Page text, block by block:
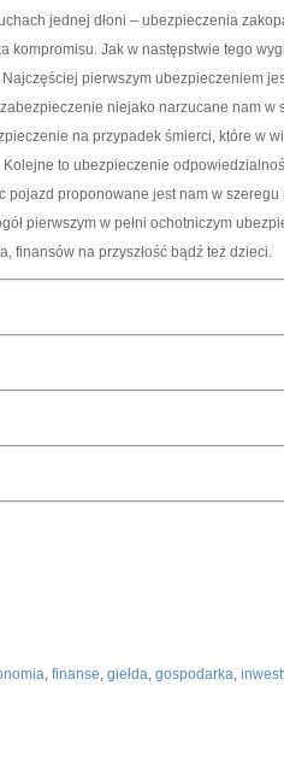
jednej dłoni – ubezpieczenia
kompromisu. Jak w następstwie tego
pierwszym ubezpieczeniem
niejako narzucane nam w
na przypadek śmierci, które w
to ubezpieczenie
proponowane jest nam w szeregu
pierwszym w pełni ochotniczym
finansów na przyszłość bądź też dzieci.
, finanse, giełda, gospodarka,